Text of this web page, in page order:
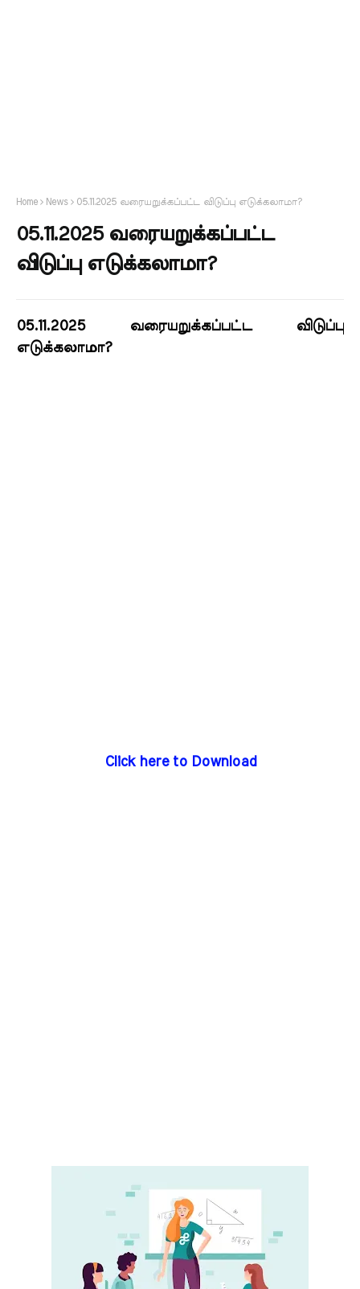
Home News 05.11.2025 வரையறுக்கப்பட்ட விடுப்பு எடுக்கலாமா?
05.11.2025 வரையறுக்கப்பட்ட
விடுப்பு எடுக்கலாமா?
05.11.2025 வரையறுக்கப்பட்ட விடுப்பு
எடுக்கலாமா?
Click here to Download